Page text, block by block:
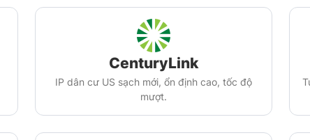
CenturyLink
IP dân cư US sạch mới, ổn định cao, tốc độ
mượt.